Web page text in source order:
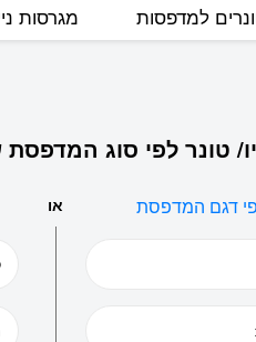
למדפסות מגרסות
טונר לפי סוג
דגם המדפסת או